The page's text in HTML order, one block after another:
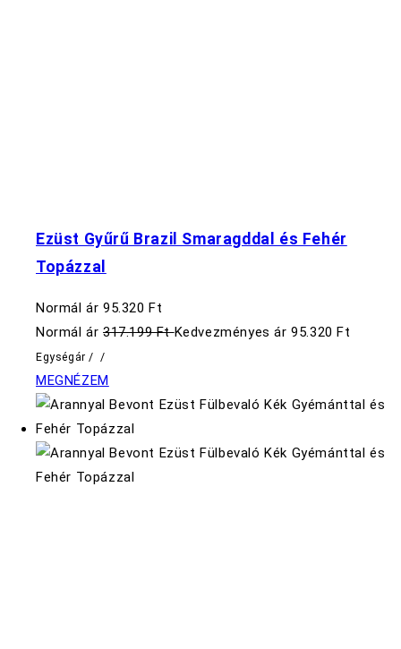
Ezüst Gyűrű Brazil Smaragddal és Fehér
Topázzal
Normál ár 95.320 Ft
Normál ár 317.199 FtKedvezményes ár 95.320 Ft
Egységár / /
MEGNÉZEM